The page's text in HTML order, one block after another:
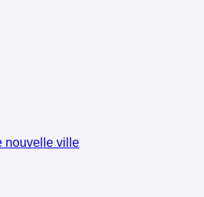
nouvelle ville